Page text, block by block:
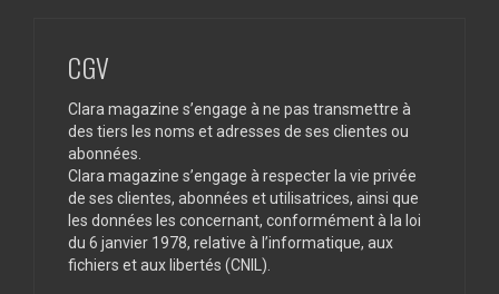
CGV
Clara magazine s’engage à ne pas transmettre à
des tiers les noms et adresses de ses clientes ou
abonnées.
Clara magazine s’engage à respecter la vie privée
de ses clientes, abonnées et utilisatrices, ainsi que
les données les concernant, conformément à la loi
du 6 janvier 1978, relative à l’informatique, aux
fichiers et aux libertés (CNIL).